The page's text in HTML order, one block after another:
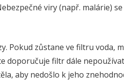
viry (např. malárie)
Pokud zůstane ve filtru voda,
doporučuje filtr dále
aby nedošlo k jeho